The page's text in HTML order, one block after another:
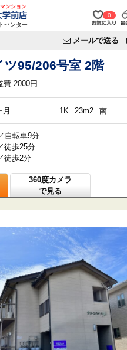
ンション
センター
0
ツ95/206号室 2階
メールで送る
費 2000円
月 1K 23m2 南
自転車9分
徒歩25分
徒歩2分
360度カメラ
で見る